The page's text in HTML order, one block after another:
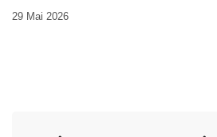
29 Mai 2026